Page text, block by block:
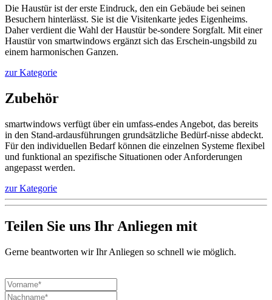
Die Haustür ist der erste Eindruck, den ein Gebäude bei seinen
Besuchern hinterlässt. Sie ist die Visitenkarte jedes Eigenheims.
Daher verdient die Wahl der Haustür be-sondere Sorgfalt. Mit einer
Haustür von smartwindows ergänzt sich das Erschein-ungsbild zu
einem harmonischen Ganzen.
zur Kategorie
Zubehör
smartwindows verfügt über ein umfass-endes Angebot, das bereits
in den Stand-ardausführungen grundsätzliche Bedürf-nisse abdeckt.
Für den individuellen Bedarf können die einzelnen Systeme flexibel
und funktional an spezifische Situationen oder Anforderungen
angepasst werden.
zur Kategorie
Teilen Sie uns Ihr Anliegen mit
Gerne beantworten wir Ihr Anliegen so schnell wie möglich.